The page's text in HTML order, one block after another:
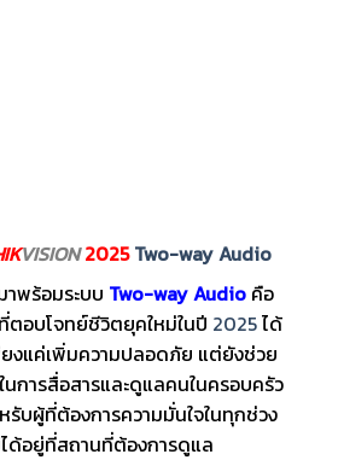
VISION 2025 Two-way Audio
พร้อมระบบ Two-way Audioคือ
ตอบโจทย์ชีวิตยุคใหม่ในปี 2025ได้
ยงแค่เพิ่มความปลอดภัย แต่ยังช่วย
นการสื่อสารและดูแลคนในครอบครัว
รับผู้ที่ต้องการความมั่นใจในทุกช่วง
ได้อยู่ที่สถานที่ต้องการดูแล